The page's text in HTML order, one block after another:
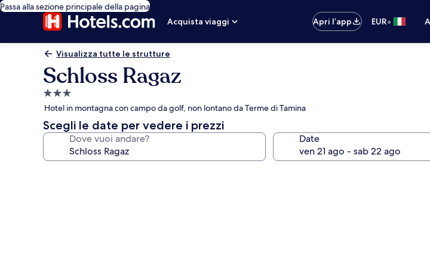
Passa alla sezione principale della pagina
Acquista viaggi
Apri l’app EUR•
Visualizza tutte le strutture
Schloss Ragaz
Struttura
a
3.0
stelle
Hotel in montagna con campo da golf, non lontano da Terme di Tamina
Scegli le date per vedere i prezzi
Dove vuoi andare? Date